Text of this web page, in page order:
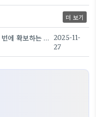
더 보기
에폭시바닥시공으로 방수와 내구성을 한 번에 확보하는 방법 2025-11-
27